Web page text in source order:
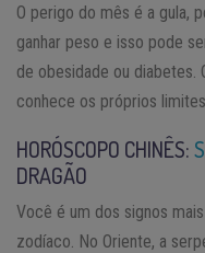
O perigo do mês é a gula,
ganhar peso e isso pode
de obesidade ou diabetes.
conhece os próprios
HORÓSCOPO CHINÊS:
DRAGÃO
Você é um dos signos
zodíaco. No Oriente, a